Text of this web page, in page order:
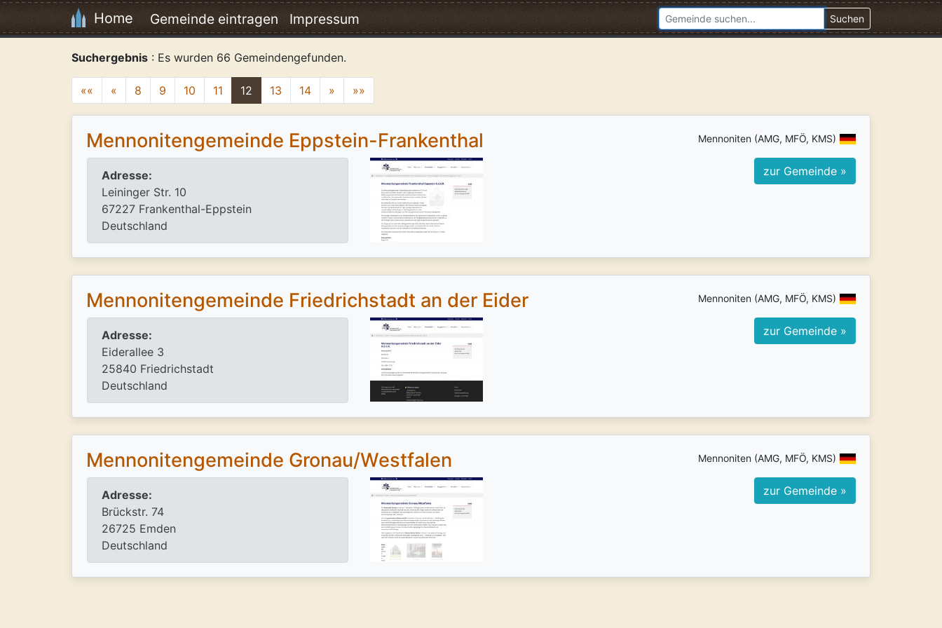
Home Gemeinde eintragen Impressum Suchen
Suchergebnis : Es wurden 66 Gemeindengefunden.
«« « 8 9 10 11 12 13 14 » »»
Mennoniten (AMG, MFÖ, KMS)
Mennonitengemeinde Eppstein-Frankenthal
Adresse:
Leininger Str. 10
67227 Frankenthal-Eppstein
Deutschland
zur Gemeinde »
Mennoniten (AMG, MFÖ, KMS)
Mennonitengemeinde Friedrichstadt an der Eider
Adresse:
Eiderallee 3
25840 Friedrichstadt
Deutschland
zur Gemeinde »
Mennoniten (AMG, MFÖ, KMS)
Mennonitengemeinde Gronau/Westfalen
Adresse:
Brückstr. 74
26725 Emden
Deutschland
zur Gemeinde »